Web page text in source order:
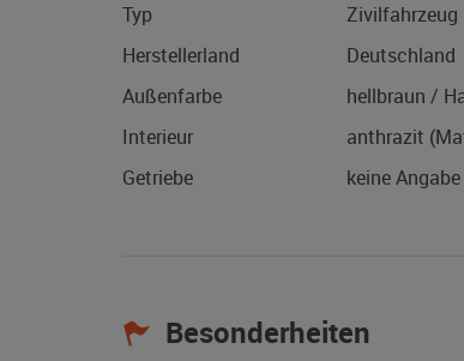
Typ
Zivilfahrzeug
Herstellerland
Deutschland
Außenfarbe
hellbraun /
Interieur
anthrazit
Getriebe
keine Angabe
Besonderheiten